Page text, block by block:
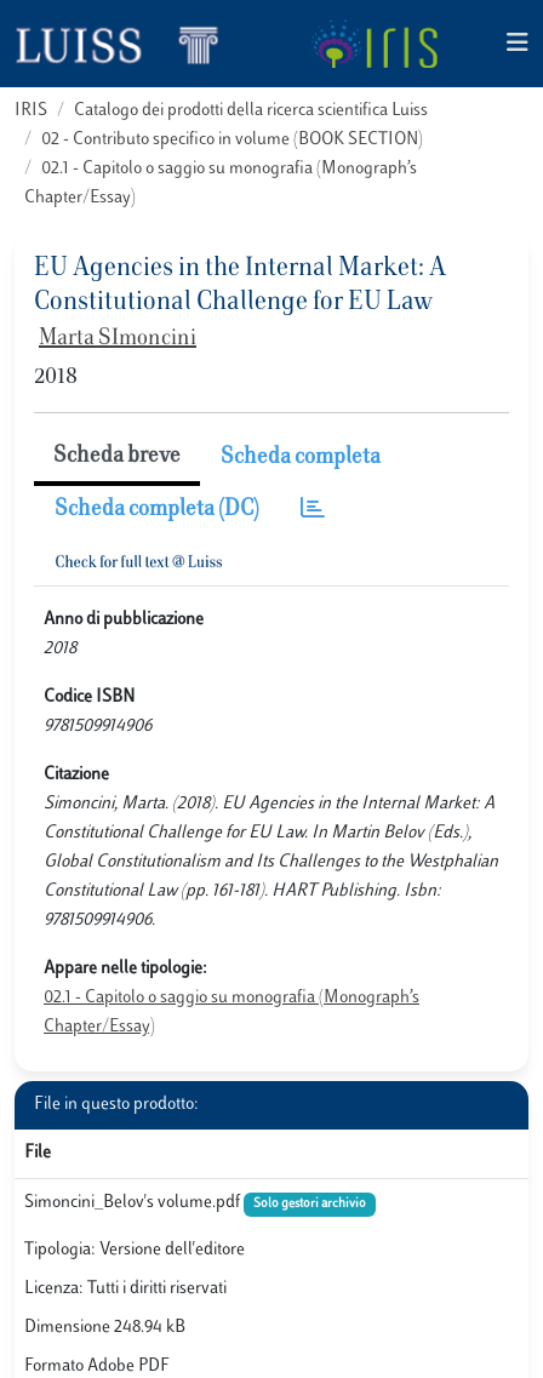
IRIS
Catalogo dei prodotti della ricerca scientifica Luiss
02 - Contributo specifico in volume (BOOK SECTION)
02.1 - Capitolo o saggio su monografia (Monograph’s
Chapter/Essay)
EU Agencies in the Internal Market: A
Constitutional Challenge for EU Law
Marta SImoncini
2018
Scheda breve Scheda completa
Scheda completa (DC)
Anno di pubblicazione
2018
Codice ISBN
9781509914906
Citazione
Simoncini, Marta. (2018). EU Agencies in the Internal Market: A
Constitutional Challenge for EU Law. In Martin Belov (Eds.),
Global Constitutionalism and Its Challenges to the Westphalian
Constitutional Law (pp. 161-181). HART Publishing. Isbn:
9781509914906.
Appare nelle tipologie:
02.1 - Capitolo o saggio su monografia (Monograph’s
Chapter/Essay)
File in questo prodotto:
File
Simoncini_Belov's volume.pdf Solo gestori archivio
Tipologia: Versione dell'editore
Licenza: Tutti i diritti riservati
Dimensione 248.94 kB
Formato Adobe PDF